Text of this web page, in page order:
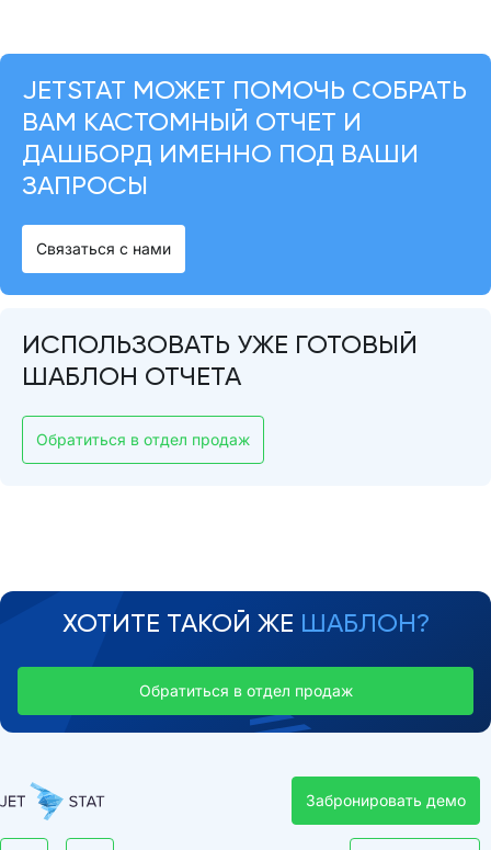
JETSTAT МОЖЕТ ПОМОЧЬ СОБРАТЬ
ВАМ КАСТОМНЫЙ ОТЧЕТ И
ДАШБОРД ИМЕННО ПОД ВАШИ
ЗАПРОСЫ
Связаться с нами
ИСПОЛЬЗОВАТЬ УЖЕ ГОТОВЫЙ
ШАБЛОН ОТЧЕТА
Обратиться в отдел продаж
ХОТИТЕ ТАКОЙ ЖЕ ШАБЛОН?
Обратиться в отдел продаж
Забронировать демо